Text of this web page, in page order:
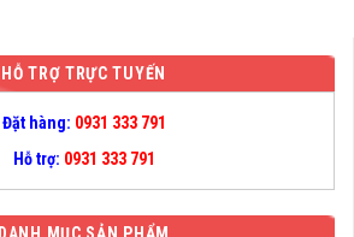
HỖ TRỢ TRỰC TUYẾN
Đặt hàng: 0931 333 791
Hỗ trợ: 0931 333 791